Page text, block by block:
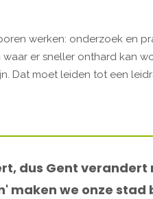
werken: onderzoek en
er sneller onthard kan
Dat moet leiden tot een
dus Gent verandert
maken we onze stad